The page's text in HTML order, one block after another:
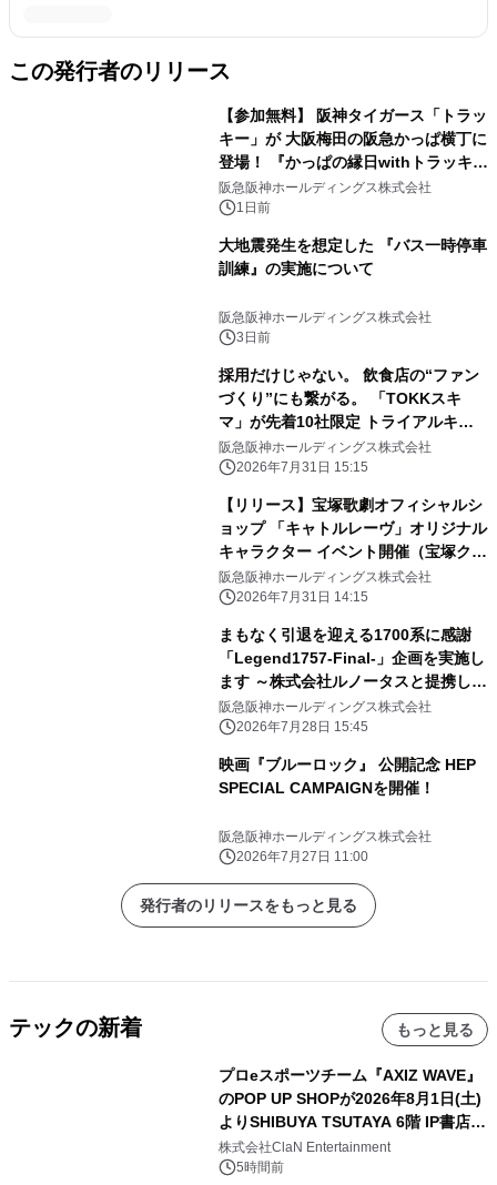
この発行者のリリース
【参加無料】 阪神タイガース「トラッ
キー」が 大阪梅田の阪急かっぱ横丁に
登場！ 『かっぱの縁日withトラッキ
ー』
阪急阪神ホールディングス株式会社
1日前
大地震発生を想定した 『バス一時停車
訓練』の実施について
阪急阪神ホールディングス株式会社
3日前
採用だけじゃない。 飲食店の“ファン
づくり”にも繋がる。 「TOKKスキ
マ」が先着10社限定 トライアルキャ
ンペーンを開始
阪急阪神ホールディングス株式会社
2026年7月31日 15:15
【リリース】宝塚歌劇オフィシャルシ
ョップ 「キャトルレーヴ」オリジナル
キャラクター イベント開催（宝塚クリ
エイティブアーツ）
阪急阪神ホールディングス株式会社
2026年7月31日 14:15
まもなく引退を迎える1700系に感謝
「Legend1757-Final-」企画を実施し
ます ～株式会社ルノータスと提携し
「Legend1757記念腕時計」を発売し
ます～
阪急阪神ホールディングス株式会社
2026年7月28日 15:45
映画『ブルーロック』 公開記念 HEP
SPECIAL CAMPAIGNを開催！
阪急阪神ホールディングス株式会社
2026年7月27日 11:00
発行者のリリースをもっと見る
テックの新着 もっと見る
プロeスポーツチーム『AXIZ WAVE』
のPOP UP SHOPが2026年8月1日(土)
よりSHIBUYA TSUTAYA 6階 IP書店で
開催決定！！
株式会社ClaN Entertainment
5時間前